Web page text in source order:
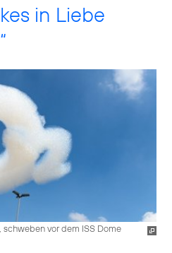
in Liebe
schweben vor dem ISS Dome